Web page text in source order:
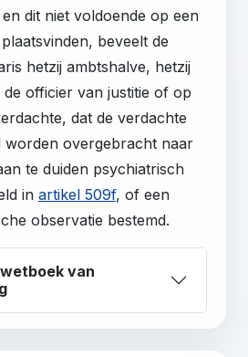
dit niet voldoende op een
beveelt de
hetzij ambtshalve, hetzij
officier van justitie of op
dat de verdachte
worden overgebracht naar
te duiden psychiatrisch
in artikel 509f, of een
observatie bestemd.
van